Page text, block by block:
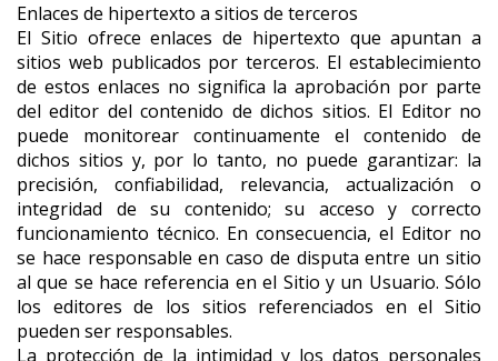
Enlaces de hipertexto a sitios de terceros
El Sitio ofrece enlaces de hipertexto que apuntan a
sitios web publicados por terceros. El establecimiento
de estos enlaces no significa la aprobación por parte
del editor del contenido de dichos sitios. El Editor no
puede monitorear continuamente el contenido de
dichos sitios y, por lo tanto, no puede garantizar: la
precisión, confiabilidad, relevancia, actualización o
integridad de su contenido; su acceso y correcto
funcionamiento técnico. En consecuencia, el Editor no
se hace responsable en caso de disputa entre un sitio
al que se hace referencia en el Sitio y un Usuario. Sólo
los editores de los sitios referenciados en el Sitio
pueden ser responsables.
La protección de la intimidad y los datos personales